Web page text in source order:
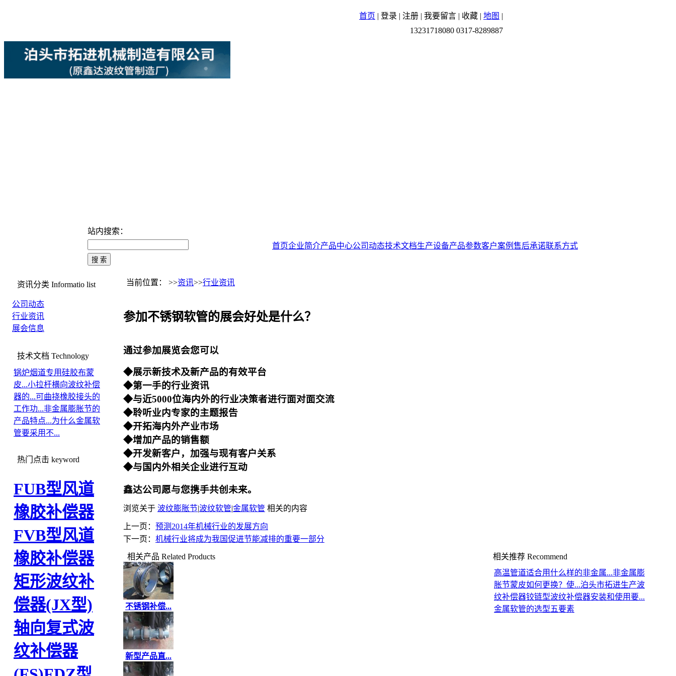
首页 | 登录 | 注册 | 我要留言 | 收藏 | 地图 |
13231718080 0317-8289887
站内搜索：
首页企业简介产品中心公司动态技术文档生产设备产品参数客户案例 售后承诺联系方式
资讯分类 Informatio list
公司动态
行业资讯
展会信息
技术文档 Technology
锅炉烟道专用硅胶布蒙
皮...小拉杆横向波纹补偿
器的...可曲挠橡胶接头的
工作功...非金属膨胀节的
产品特点...为什么金属软
管要采用不...
热门点击 keyword
FUB型风道
橡胶补偿器
FVB型风道
橡胶补偿器
矩形波纹补
偿器(JX型)
轴向复式波
纹补偿器
当前位置： >>资讯>>行业资讯
参加不锈钢软管的展会好处是什么？
通过参加展览会您可以
◆展示新技术及新产品的有效平台
◆第一手的行业资讯
◆与近5000位海内外的行业决策者进行面对面交流
◆聆听业内专家的主题报告
◆开拓海内外产业市场
◆增加产品的销售额
◆开发新客户，加强与现有客户关系
◆与国内外相关企业进行互动
鑫达公司愿与您携手共创未来。
浏览关于 波纹膨胀节|波纹软管|金属软管 相关的内容
上一页： 预测2014年机械行业的发展方向
下一页： 机械行业将成为我国促进节能减排的重要一部分
相关产品 Related Products
不锈钢补偿...
新型产品直...
相关推荐 Recommend
高温管道适合用什么样的非金属...非金属膨
胀节蒙皮如何更换？使...泊头市拓进生产波
纹补偿器铰链型波纹补偿器安装和使用要...
金属软管的选型五要素